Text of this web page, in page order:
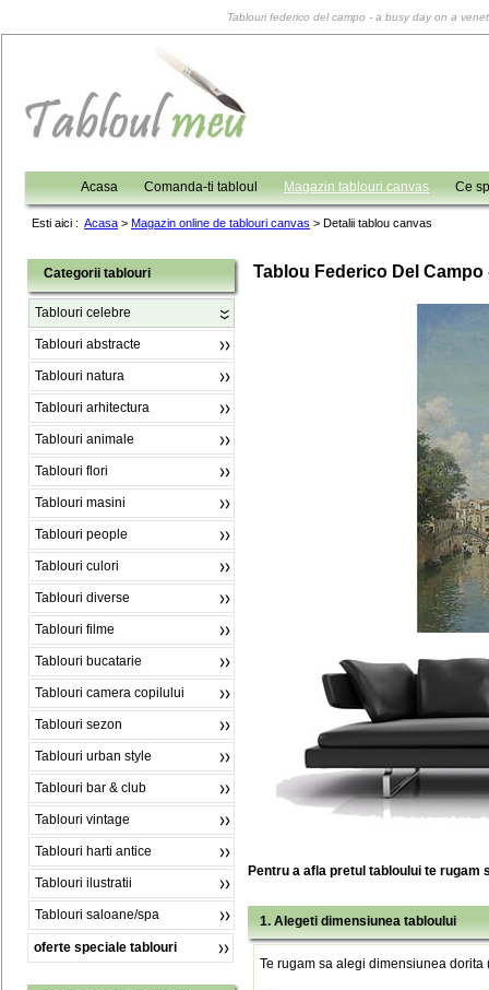
Tablouri federico del campo - a busy day on a
Acasa Comanda-ti tabloul Magazin tablouri canvas Ce
Esti aici : Acasa > Magazin online de tablouri canvas > Detalii tablou canvas
Categorii tablouri
Tablouri celebre
Tablouri abstracte
Tablouri natura
Tablouri arhitectura
Tablouri animale
Tablouri flori
Tablouri masini
Tablouri people
Tablouri culori
Tablouri diverse
Tablouri filme
Tablouri bucatarie
Tablouri camera copilului
Tablouri sezon
Tablouri urban style
Tablouri bar & club
Tablouri vintage
Tablouri harti antice
Tablouri ilustratii
Tablouri saloane/spa
oferte speciale tablouri
Tablou Federico Del Campo
Pentru a afla pretul tabloului te rugam
1. Alegeti dimensiunea tabloului
Te rugam sa alegi dimensiunea dorita